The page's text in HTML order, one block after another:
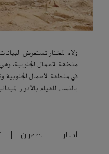
ولاء المختار تستعرض
منطقة الأعمال الجنوبية،
في منطقة الأعمال الجنوبية
بالنساء للقيام بالأدوار
أخبار الظهران 11,